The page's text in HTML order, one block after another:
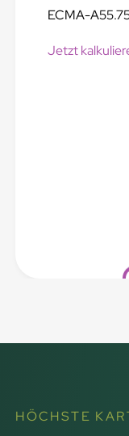
ECMA-
Jetzt
HÖCHSTE